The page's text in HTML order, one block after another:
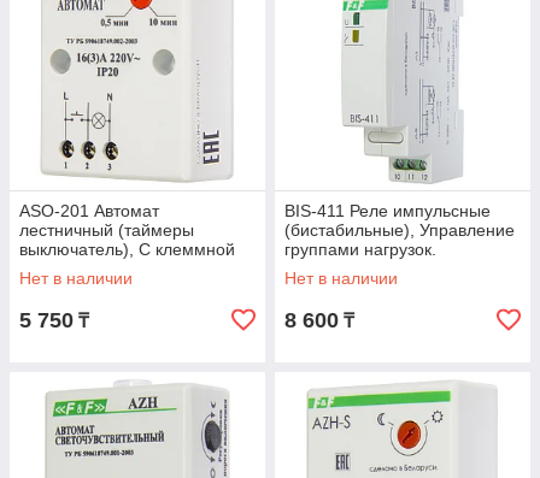
ASO-201 Автомат
лестничный (таймеры
выключатель), С клеммной
колодкой для подключения.
Максимальный ток
Нет в наличии
5 750 ₸
BIS-411 Реле импульсные
(бистабильные), Управление
группами нагрузок.
Максимальный ток нагрузки
16 А. С функци
Нет в наличии
8 600 ₸